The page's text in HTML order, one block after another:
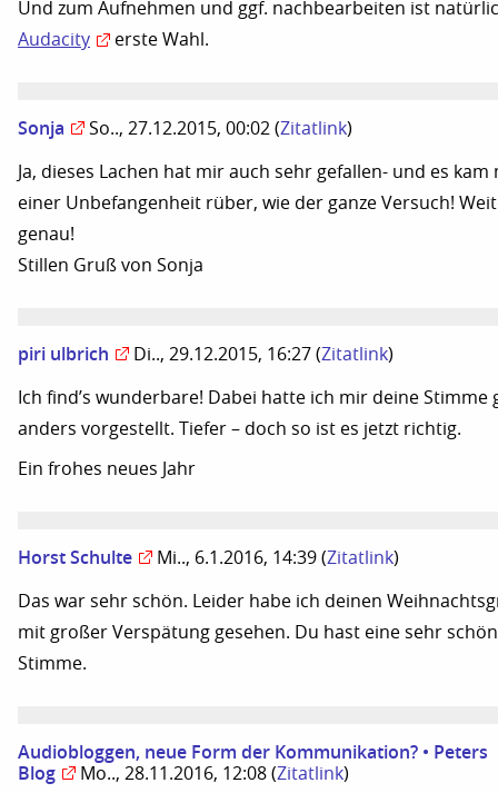
Und zum Aufnehmen und ggf. nachbearbeiten ist
Audacity
erste Wahl.
Sonja So.., 27.12.2015, 00:02 (Zitatlink)
Ja, dieses Lachen hat mir auch sehr gefallen- und es kam
einer Unbefangenheit rüber, wie der ganze Versuch!
genau!
Stillen Gruß von Sonja
piri ulbrich Di.., 29.12.2015, 16:27 (Zitatlink)
Ich find’s wunderbare! Dabei hatte ich mir deine Stimme
anders vorgestellt. Tiefer – doch so ist es jetzt richtig.
Ein frohes neues Jahr
Horst Schulte Mi.., 6.1.2016, 14:39 (Zitatlink)
Das war sehr schön. Leider habe ich deinen
mit großer Verspätung gesehen. Du hast eine sehr
Stimme.
Audiobloggen, neue Form der Kommunikation? • Peters
Blog
Mo.., 28.11.2016, 12:08 (Zitatlink)